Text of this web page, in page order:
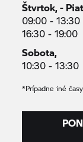
Štvrtok, -
09:00 - 13:30
16:30 - 19:00
Sobota,
10:30 - 13:30
*Prípadne iné